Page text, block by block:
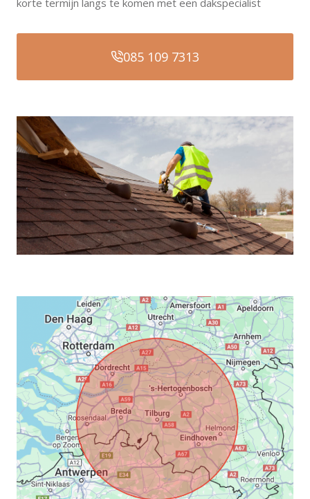
korte termijn langs te komen met een dakspecialist
085 109 7313